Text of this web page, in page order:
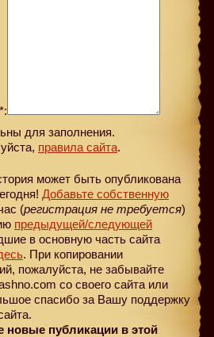
для заполнения.
правила сайта.
может быть опубликована
Добавьте собственную
(регистрация не требуется)
предыдущей/следующей
в основную часть сайта
. При копировании
пожалуйста, не забывайте
со своего сайта или
спасибо за Вашу поддержку
новые публикации в этой